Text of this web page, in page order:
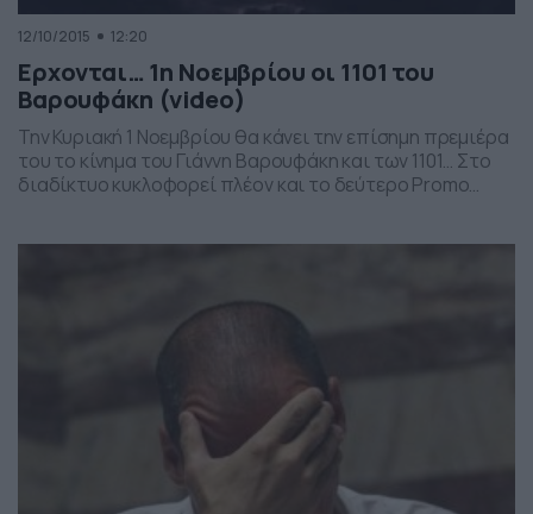
12/10/2015 12:20
Ερχονται… 1η Νοεμβρίου οι 1101 του
Βαρουφάκη (video)
Την Κυριακή 1 Νοεμβρίου θα κάνει την επίσημη πρεμιέρα
του το κίνημα του Γιάννη Βαρουφάκη και των 1101… Στο
διαδίκτυο κυκλοφορεί πλέον και το δεύτερο Promo